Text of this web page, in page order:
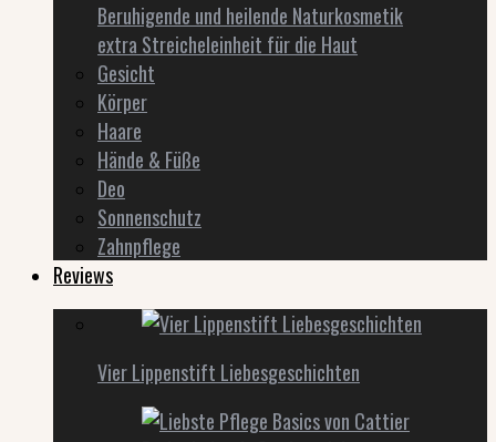
Beruhigende und heilende Naturkosmetik
extra Streicheleinheit für die Haut
Gesicht
Körper
Haare
Hände & Füße
Deo
Sonnenschutz
Zahnpflege
Reviews
Vier Lippenstift Liebesgeschichten